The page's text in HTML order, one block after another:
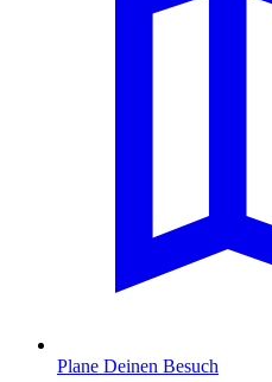
Plane Deinen Besuch